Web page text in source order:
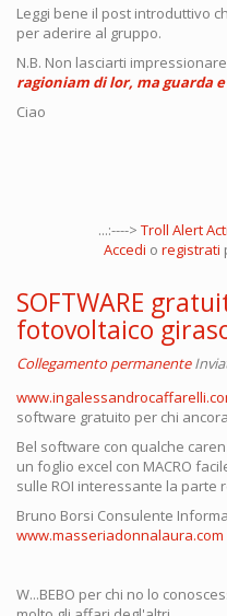
Leggi bene il post introduttivo
per aderire al gruppo.
N.B. Non lasciarti
ragioniam di lor, ma guarda e
Ciao
...:----> Troll Alert
Accedi o registrati
SOFTWARE
fotovoltaico
Collegamento permanente
software gratuito per chi
Bel software con qualche
un foglio excel con MACRO
sulle ROI interessante la parte
Bruno Borsi Consulente
www.masseriadonnalaura.com
W...BEBO per chi no lo